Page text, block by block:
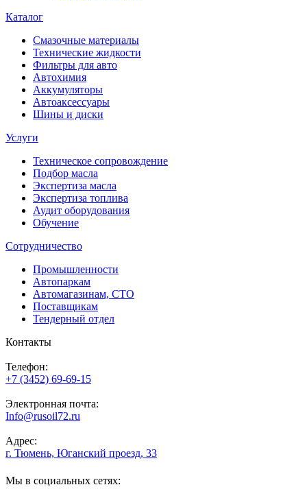
Каталог
Смазочные материалы
Технические жидкости
Фильтры для авто
Автохимия
Аккумуляторы
Автоаксессуары
Шины и диски
Услуги
Техническое сопровождение
Подбор масла
Экспертиза масла
Экспертиза топлива
Аудит оборудования
Обучение
Сотрудничество
Промышленности
Автопаркам
Автомагазинам, СТО
Поставщикам
Тендерный отдел
Контакты
Телефон:
+7 (3452) 69-69-15
Электронная почта:
Info@rusoil72.ru
Адрес:
г. Тюмень, Юганский проезд, 33
Мы в социальных сетях: